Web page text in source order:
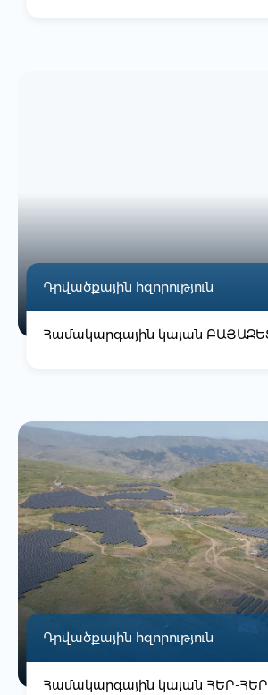
Դրվածքային հզորություն
Դրվածքային հզորություն
Համակարգային կայան ՀԵՐ-ՀԵՐ